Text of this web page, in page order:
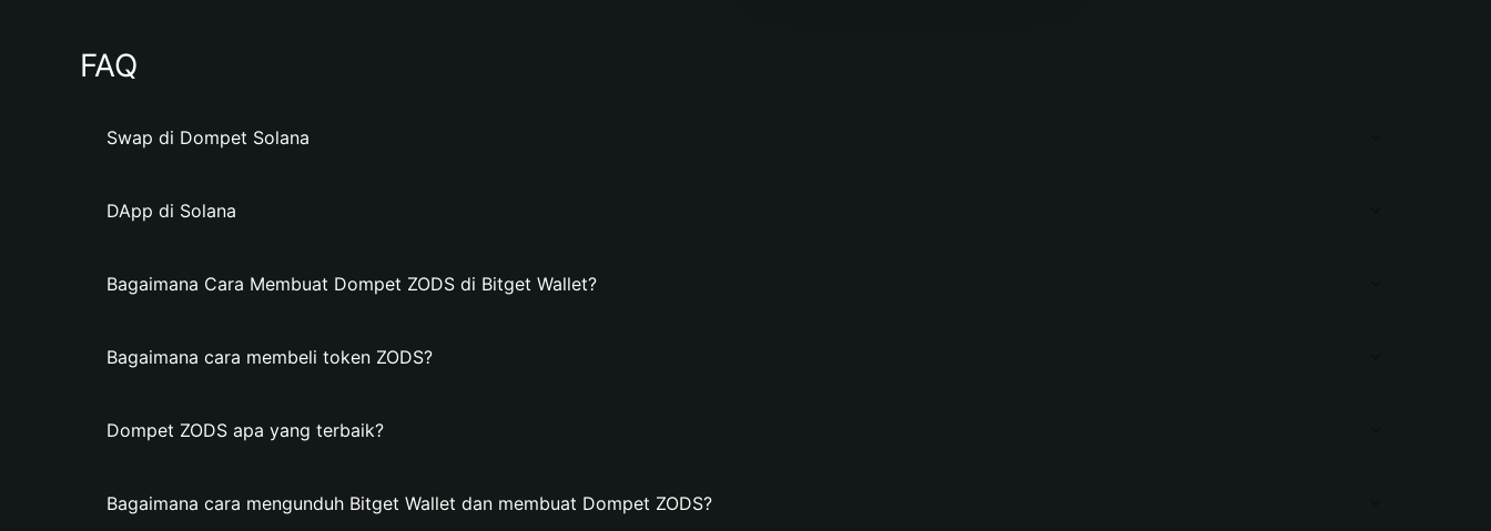
FAQ
Swap di Dompet Solana
DApp di Solana
Bagaimana Cara Membuat Dompet ZODS di Bitget Wallet?
Bagaimana cara membeli token ZODS?
Dompet ZODS apa yang terbaik?
Bagaimana cara mengunduh Bitget Wallet dan membuat Dompet ZODS?